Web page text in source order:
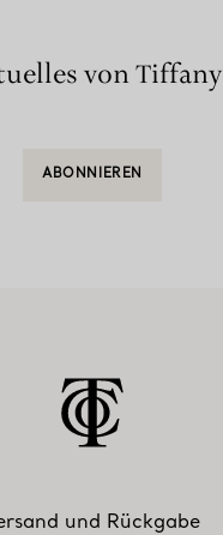
von Tiffany
ABONNIEREN
und Rückgabe